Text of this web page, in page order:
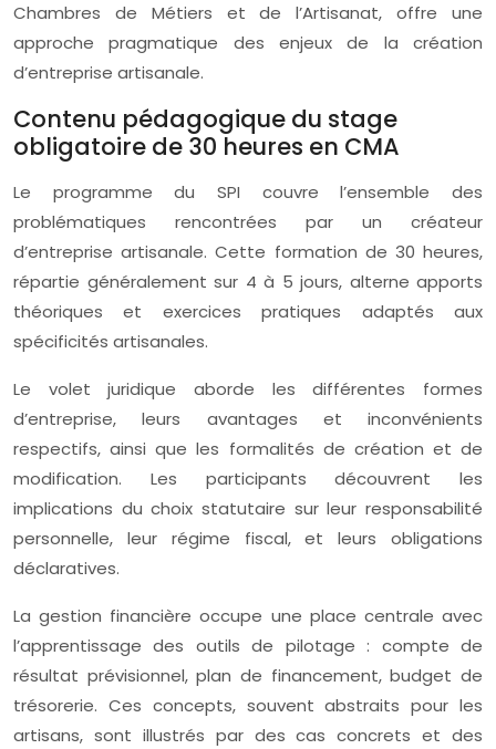
Chambres de Métiers et de l’Artisanat, offre une
approche pragmatique des enjeux de la création
d’entreprise artisanale.
Contenu pédagogique du stage
obligatoire de 30 heures en CMA
Le programme du SPI couvre l’ensemble des
problématiques rencontrées par un créateur
d’entreprise artisanale. Cette formation de 30 heures,
répartie généralement sur 4 à 5 jours, alterne apports
théoriques et exercices pratiques adaptés aux
spécificités artisanales.
Le volet juridique aborde les différentes formes
d’entreprise, leurs avantages et inconvénients
respectifs, ainsi que les formalités de création et de
modification. Les participants découvrent les
implications du choix statutaire sur leur responsabilité
personnelle, leur régime fiscal, et leurs obligations
déclaratives.
La gestion financière occupe une place centrale avec
l’apprentissage des outils de pilotage : compte de
résultat prévisionnel, plan de financement, budget de
trésorerie. Ces concepts, souvent abstraits pour les
artisans, sont illustrés par des cas concrets et des